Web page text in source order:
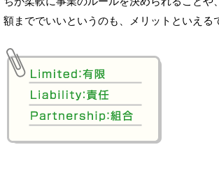
額まででいいというのも、メリットといえる